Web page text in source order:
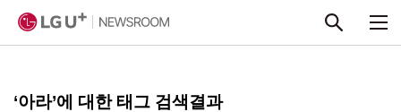
‘아라’에 대한 태그 검색결과